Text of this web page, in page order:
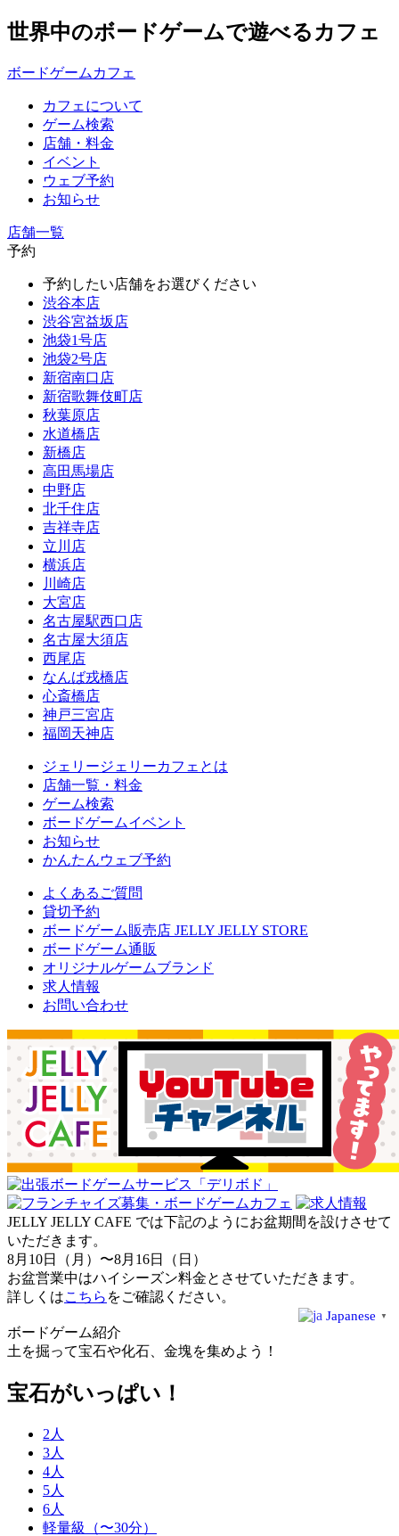
世界中のボードゲームで遊べるカフェ
ボードゲームカフェ
カフェについて
ゲーム検索
店舗・料金
イベント
ウェブ予約
お知らせ
店舗一覧
予約
予約したい店舗をお選びください
渋谷本店
渋谷宮益坂店
池袋1号店
池袋2号店
新宿南口店
新宿歌舞伎町店
秋葉原店
水道橋店
新橋店
高田馬場店
中野店
北千住店
吉祥寺店
立川店
横浜店
川崎店
大宮店
名古屋駅西口店
名古屋大須店
西尾店
なんば戎橋店
心斎橋店
神戸三宮店
福岡天神店
ジェリージェリーカフェとは
店舗一覧・料金
ゲーム検索
ボードゲームイベント
お知らせ
かんたんウェブ予約
よくあるご質問
貸切予約
ボードゲーム販売店 JELLY JELLY STORE
ボードゲーム通販
オリジナルゲームブランド
求人情報
お問い合わせ
JELLY JELLY CAFE では下記のようにお盆期間を設けさせて
いただきます。
8月10日（月）〜8月16日（日）
お盆営業中はハイシーズン料金とさせていただきます。
詳しくはこちら をご確認ください。
Japanese ▼
ボードゲーム紹介
土を掘って宝石や化石、金塊を集めよう！
宝石がいっぱい！
2人
3人
4人
5人
6人
軽量級（〜30分）